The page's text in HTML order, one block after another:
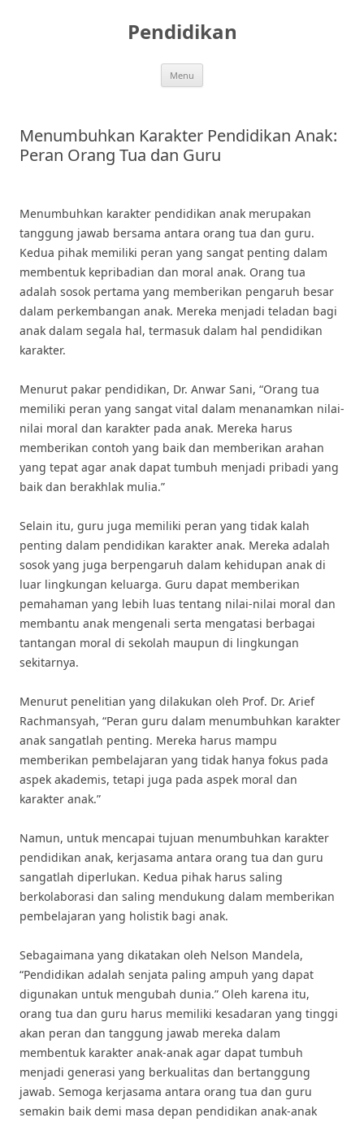
Pendidikan
Menu
Menumbuhkan Karakter Pendidikan Anak:
Peran Orang Tua dan Guru
Menumbuhkan karakter pendidikan anak merupakan
tanggung jawab bersama antara orang tua dan guru.
Kedua pihak memiliki peran yang sangat penting dalam
membentuk kepribadian dan moral anak. Orang tua
adalah sosok pertama yang memberikan pengaruh besar
dalam perkembangan anak. Mereka menjadi teladan bagi
anak dalam segala hal, termasuk dalam hal pendidikan
karakter.
Menurut pakar pendidikan, Dr. Anwar Sani, “Orang tua
memiliki peran yang sangat vital dalam menanamkan nilai-
nilai moral dan karakter pada anak. Mereka harus
memberikan contoh yang baik dan memberikan arahan
yang tepat agar anak dapat tumbuh menjadi pribadi yang
baik dan berakhlak mulia.”
Selain itu, guru juga memiliki peran yang tidak kalah
penting dalam pendidikan karakter anak. Mereka adalah
sosok yang juga berpengaruh dalam kehidupan anak di
luar lingkungan keluarga. Guru dapat memberikan
pemahaman yang lebih luas tentang nilai-nilai moral dan
membantu anak mengenali serta mengatasi berbagai
tantangan moral di sekolah maupun di lingkungan
sekitarnya.
Menurut penelitian yang dilakukan oleh Prof. Dr. Arief
Rachmansyah, “Peran guru dalam menumbuhkan karakter
anak sangatlah penting. Mereka harus mampu
memberikan pembelajaran yang tidak hanya fokus pada
aspek akademis, tetapi juga pada aspek moral dan
karakter anak.”
Namun, untuk mencapai tujuan menumbuhkan karakter
pendidikan anak, kerjasama antara orang tua dan guru
sangatlah diperlukan. Kedua pihak harus saling
berkolaborasi dan saling mendukung dalam memberikan
pembelajaran yang holistik bagi anak.
Sebagaimana yang dikatakan oleh Nelson Mandela,
“Pendidikan adalah senjata paling ampuh yang dapat
digunakan untuk mengubah dunia.” Oleh karena itu,
orang tua dan guru harus memiliki kesadaran yang tinggi
akan peran dan tanggung jawab mereka dalam
membentuk karakter anak-anak agar dapat tumbuh
menjadi generasi yang berkualitas dan bertanggung
jawab. Semoga kerjasama antara orang tua dan guru
semakin baik demi masa depan pendidikan anak-anak